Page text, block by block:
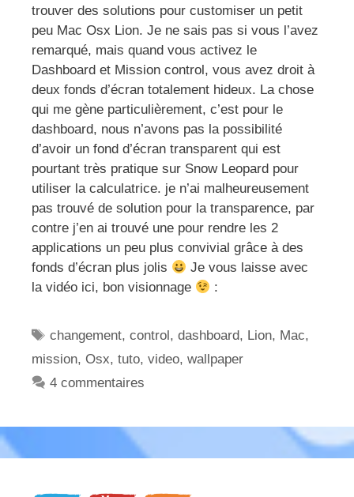
trouver des solutions pour customiser un petit
peu Mac Osx Lion. Je ne sais pas si vous l’avez
remarqué, mais quand vous activez le
Dashboard et Mission control, vous avez droit à
deux fonds d’écran totalement hideux. La chose
qui me gène particulièrement, c’est pour le
dashboard, nous n’avons pas la possibilité
d’avoir un fond d’écran transparent qui est
pourtant très pratique sur Snow Leopard pour
utiliser la calculatrice. je n’ai malheureusement
pas trouvé de solution pour la transparence, par
contre j’en ai trouvé une pour rendre les 2
applications un peu plus convivial grâce à des
fonds d’écran plus jolis
Je vous laisse avec
la vidéo ici, bon visionnage
:
Étiquettes
changement,control ,dashboard, Lion, Mac,
mission, Osx, tuto, video, wallpaper
4 commentaires